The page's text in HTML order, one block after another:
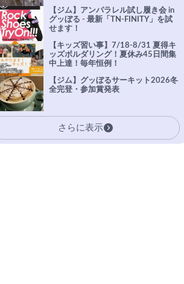
【ジム】アンパラレル試し履き会 in
グッぼる - 最新「TN-FINITY」を試
せます！
【キッズ習い事】7/18-8/31 夏得キ
ッズボルダリング！夏休み45日間集
中上達！毎年恒例！
【ジム】グッぼるサーキット2026冬
全完登・参加賞発表
さらに表示